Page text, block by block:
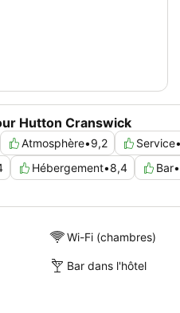
Hutton Cranswick
Atmosphère•9,2 Service•
Hébergement•8,4 Bar•
Wi-Fi (chambres)
Bar dans l'hôtel